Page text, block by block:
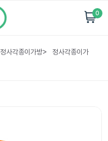
0
정사각종이가방>
정사각종이가